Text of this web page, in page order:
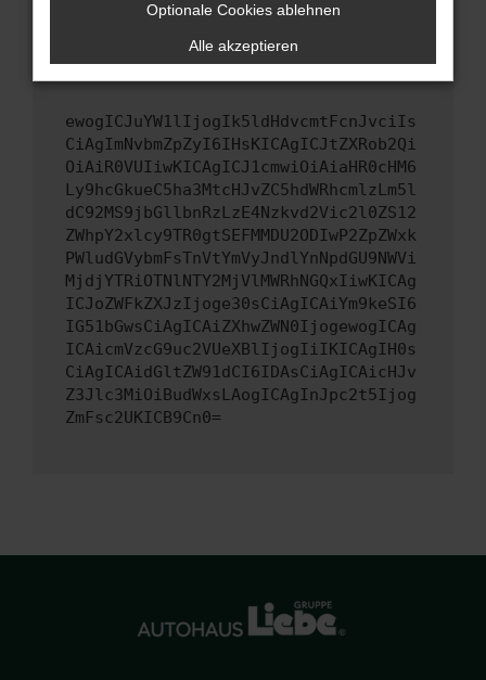
versuchen, das Problem zu beheben. Du kannst
uns diesen Text schicken, um uns bei der
Fehlersuche zu unterstützen:
ewogICJuYW1lIjogIk5ldHdvcmtFcnJvciIs
CiAgImNvbmZpZyI6IHsKICAgICJtZXRob2Qi
OiAiR0VUIiwKICAgICJ1cmwiOiAiaHR0cHM6
Ly9hcGkueC5ha3MtcHJvZC5hdWRhcmlzLm5l
dC92MS9jbGllbnRzLzE4Nzkvd2Vic2l0ZS12
ZWhpY2xlcy9TR0gtSEFMMDU2ODIwP2ZpZWxk
PWludGVybmFsTnVtYmVyJndlYnNpdGU9NWVi
MjdjYTRiOTNlNTY2MjVlMWRhNGQxIiwKICAg
ICJoZWFkZXJzIjoge30sCiAgICAiYm9keSI6
IG51bGwsCiAgICAiZXhwZWN0IjogewogICAg
ICAicmVzcG9uc2VUeXBlIjogIiIKICAgIH0s
CiAgICAidGltZW91dCI6IDAsCiAgICAicHJv
Z3Jlc3MiOiBudWxsLAogICAgInJpc2t5Ijog
ZmFsc2UKICB9Cn0=
Optionale Cookies ablehnen
Alle akzeptieren